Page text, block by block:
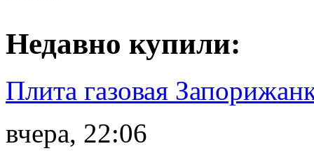
Недавно купили:
Плита газовая
вчера, 22:06